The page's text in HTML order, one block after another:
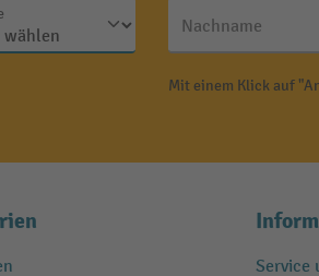
Nachname
Mit einem Klick auf
Service